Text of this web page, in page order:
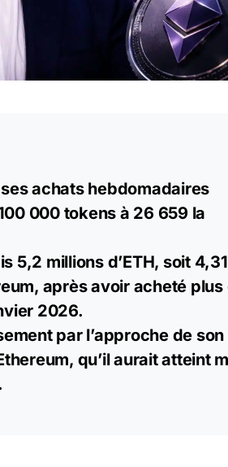
achats hebdomadaires
000 tokens à 26 659 la
5,2 millions d’ETH, soit
après avoir acheté plus
2026.
par l’approche de son
qu’il aurait atteint